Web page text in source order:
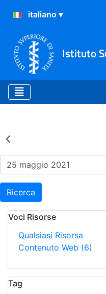
Istituto
Risultati
Ricerca
Voci Risorse
Qualsiasi Risorsa
Contenuto Web (6)
Tag